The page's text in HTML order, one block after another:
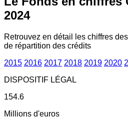
2024
Retrouvez en détail les chiffres
de répartition des crédits
2015 2016 2017 2018 2019 2020
DISPOSITIF LÉGAL
154.6
Millions d'euros